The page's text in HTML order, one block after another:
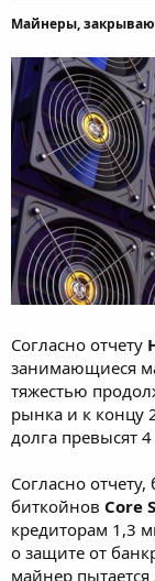
Майнеры,
Согласно отчету
занимающиеся
тяжестью
рынка и к концу
долга превысят
Согласно
биткойнов Core
кредиторам 1,3
о защите от
майнер пытается